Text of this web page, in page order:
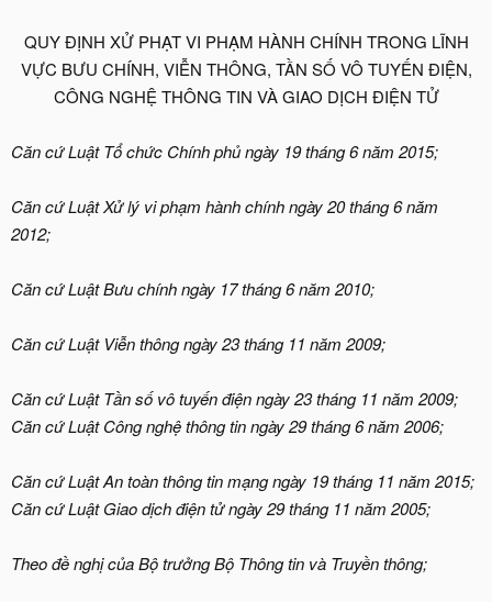
QUY ĐỊNH XỬ PHẠT VI PHẠM HÀNH CHÍNH TRONG LĨNH
VỰC BƯU CHÍNH, VIỄN THÔNG, TẦN SỐ VÔ TUYẾN ĐIỆN,
CÔNG NGHỆ THÔNG TIN VÀ GIAO DỊCH ĐIỆN TỬ​
Căn cứ Luật Tổ chức Chính phủ ngày 19 tháng 6 năm 2015;
Căn cứ Luật Xử lý vi phạm hành chính ngày 20 tháng 6 năm
2012;
Căn cứ Luật Bưu chính ngày 17 tháng 6 năm 2010;
Căn cứ Luật Viễn thông ngày 23 tháng 11 năm 2009;
Căn cứ Luật Tần số vô tuyến điện ngày 23 tháng 11 năm 2009;
Căn cứ Luật Công nghệ thông tin ngày 29 tháng 6 năm 2006;
Căn cứ Luật An toàn thông tin mạng ngày 19 tháng 11 năm 2015;
Căn cứ Luật Giao dịch điện tử ngày 29 tháng 11 năm 2005;
Theo đề nghị của Bộ trưởng Bộ Thông tin và Truyền thông;